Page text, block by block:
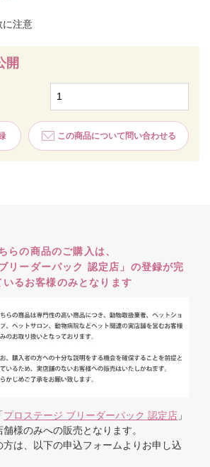
開
この商品について問い合わせる
らの商品のご購入は、
リーダーパック 認定店」の登録が完
いるお客様のみとなります
プロステージ ブリーダーパック 認定店 」
様のみへの販売となります。
方は、以下の申込フォームよりお申し込
注意